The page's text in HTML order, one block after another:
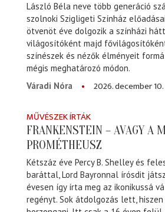
László Béla neve több generáció
szolnoki Szigligeti Színház
ötvenöt éve dolgozik a színházi
világosítóként majd
színészek és nézők élményeit
mégis meghatározó módon.
Váradi Nóra
2026. december 10.
MŰVÉSZEK ÍRTÁK
FRANKENSTEIN – AVAGY A
PROMÉTHEUSZ
Kétszáz éve Percy B. Shelley és
baráttal, Lord Bayronnal írósdit
évesen így írta meg az ikonikussá
regényt. Sok átdolgozás lett,